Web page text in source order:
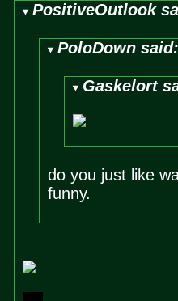
PositiveOutlook
PoloDown
Gaskelort
do you just like
funny.